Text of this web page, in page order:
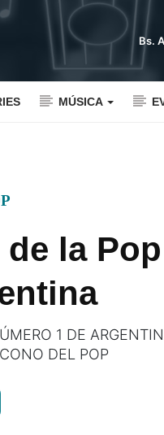
Bs.
MÚSICA
la Pop
1 DE
DEL POP